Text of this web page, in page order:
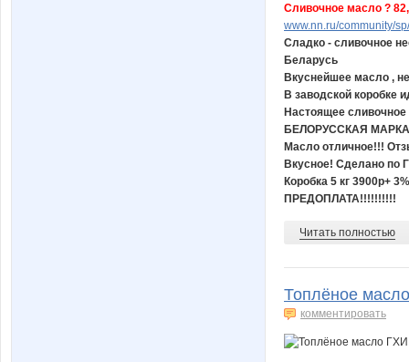
Сливочное масло ?
www.nn.ru/community/
Сладко - сливочное
Беларусь
Вкуснейшее масло ,
В заводской коробке
Настоящее
БЕЛОРУССКАЯ
Масло отличное!!!
Вкусное! Сделано по
Коробка 5 кг 3900р+ 3%
ПРЕДОПЛАТА!!!!!!!!!!
Читать полностью
Топлёное
комментировать